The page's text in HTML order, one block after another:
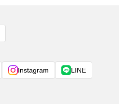
Instagram LINE